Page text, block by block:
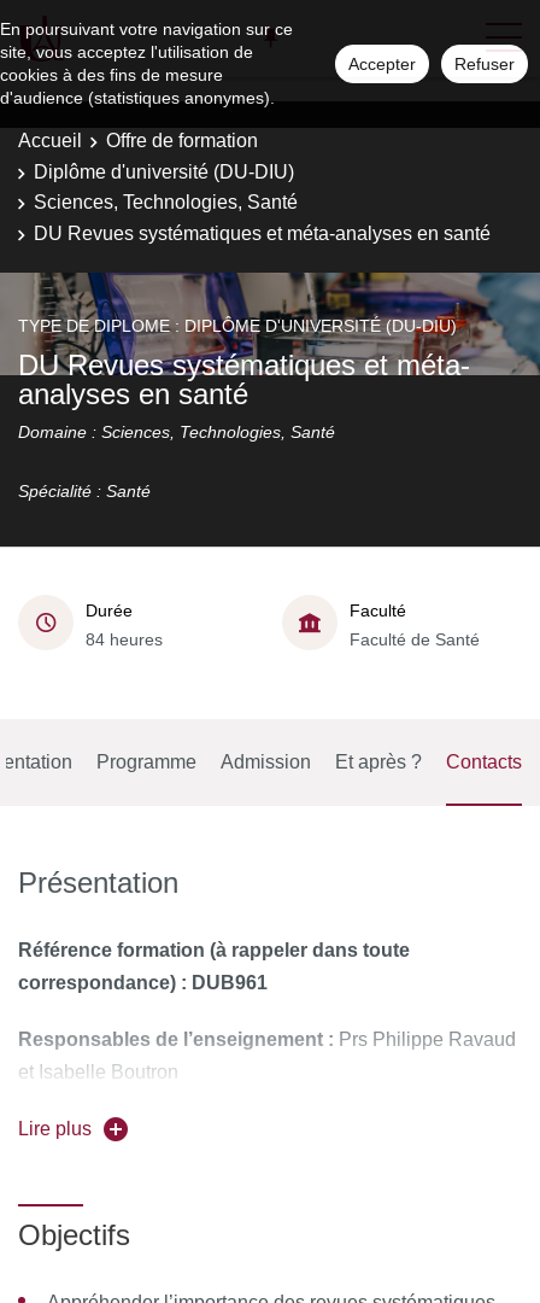
En poursuivant votre navigation sur ce
site, vous acceptez l'utilisation de
cookies à des fins de mesure
d'audience (statistiques anonymes).
Accepter Refuser
Accueil
Offre de formation
Diplôme d'université (DU-DIU)
Sciences, Technologies, Santé
DU Revues systématiques et méta-analyses en santé
TYPE DE DIPLOME : DIPLÔME D'UNIVERSITÉ (DU-DIU)
DU Revues systématiques et méta-
analyses en santé
Domaine : Sciences, Technologies, Santé
Spécialité : Santé
Durée
84 heures
Faculté
Faculté de Santé
Programme Admission Et après ? Contacts
Présentation
Référence formation (à rappeler dans toute
correspondance) : DUB961
Responsables de l’enseignement : Prs Philippe Ravaud
et Isabelle Boutron
Forme de l'enseignement :
Lire plus
Objectifs